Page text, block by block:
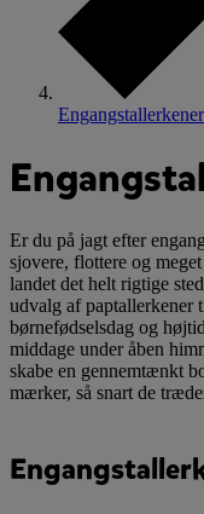
Engangstallerkener
Er du på jagt efter
sjovere, flottere og
landet det helt rigtige
udvalg af paptallerkener
børnefødselsdag og
middage under åben
skabe en gennemtænkt
mærker, så snart de